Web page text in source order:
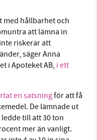
LinkedIn
med hållbarhet och
att lämna in
riskerar att
säger Anna
i Apoteket AB, i ett
en satsningför att få
De lämnade ut
till att 30 ton
mer än vanligt.
framtid. Sedan
redaktion drivit
genom
Nu vill vi
hoppas att du
en slant till